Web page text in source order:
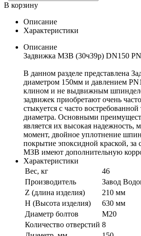
В корзину
Описание
Характеристики
Описание
Задвижка МЗВ (30ч39р) DN150
В данном разделе представлена
диаметром 150мм и давлением
клином и не выдвижным
задвижек приобретают очень
стыкуется с часто
диаметра. Основными
является их высокая надежность,
момент, двойное уплотнение
покрытие эпоксидной краской, за
МЗВ имеют дополнительную
Характеристики
Вес, кг
46
Производитель
Завод
Z (длина изделия)
210 мм
H (Высота изделия)
630 мм
Диаметр болтов
M20
Количество отверстий 8